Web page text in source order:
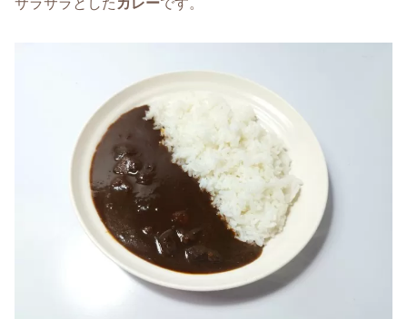
サラサラとした カレーです。